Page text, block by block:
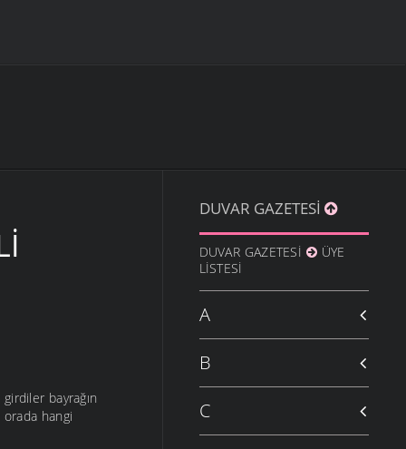
bayrağın
orada hangi
DUVAR GAZETESI
DUVAR GAZETESI
ÜYE
LISTESI
A
B
C